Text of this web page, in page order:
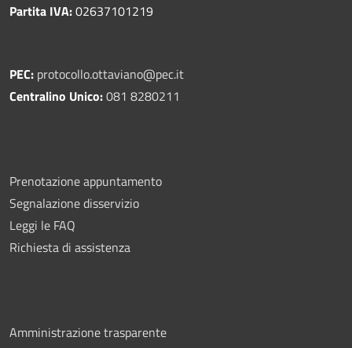
Partita IVA:02637101219
PEC: protocollo.ottaviano@pec.it
Centralino Unico:081 8280211
Prenotazione appuntamento
Segnalazione disservizio
Leggi le FAQ
Richiesta di assistenza
Amministrazione trasparente